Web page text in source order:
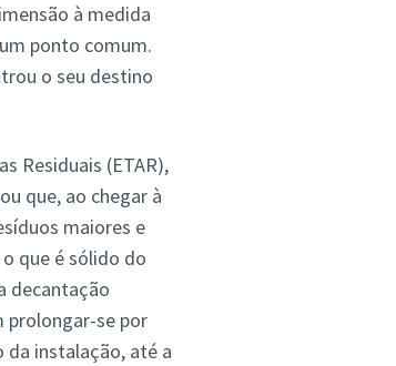
à medida
ponto comum.
o seu destino
Residuais (ETAR),
que, ao chegar à
maiores e
que é sólido do
decantação
prolongar-se por
da instalação, até a